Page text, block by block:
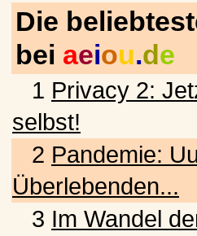
Die
bei aeiou.de
1 Privacy 2:
selbst!
2 Pandemie:
Überlebenden...
3 Im Wandel